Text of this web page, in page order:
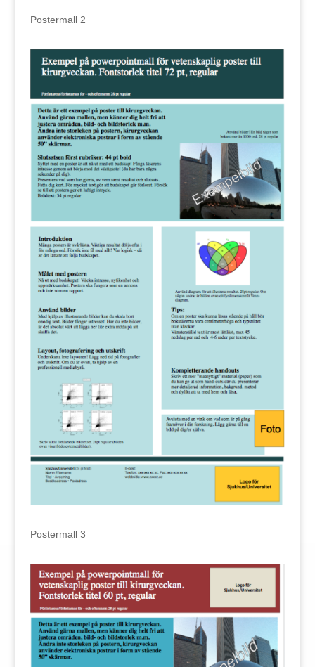
Postermall 2
Postermall 3